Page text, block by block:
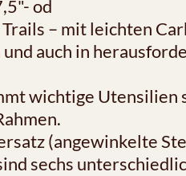
od
– mit leichten
auch in
wichtige Utensilien
(angewinkelte
sechs